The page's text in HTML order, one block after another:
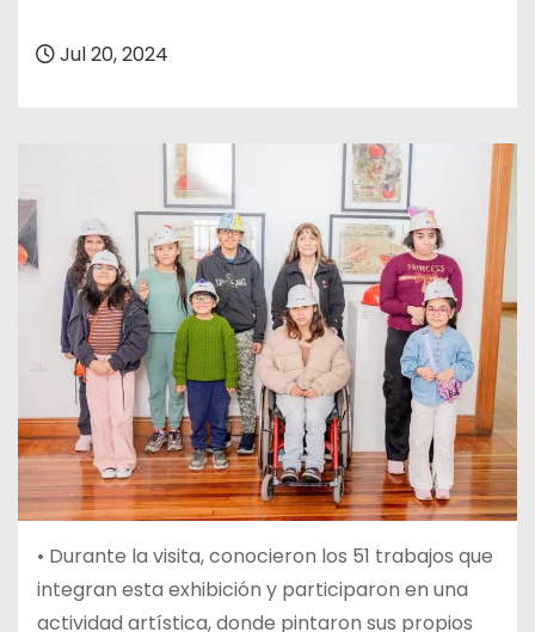
Jul 20, 2024
• Durante la visita, conocieron los 51 trabajos que
integran esta exhibición y participaron en una
actividad artística, donde pintaron sus propios